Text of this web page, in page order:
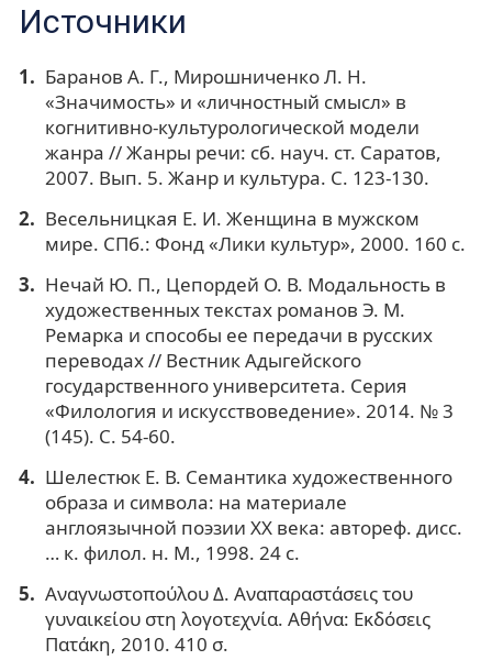
Источники
Баранов А. Г., Мирошниченко Л. Н.
«Значимость» и «личностный смысл» в
когнитивно-культурологической модели
жанра // Жанры речи: сб. науч. ст. Саратов,
2007. Вып. 5. Жанр и культура. С. 123-130.
Весельницкая Е. И. Женщина в мужском
мире. СПб.: Фонд «Лики культур», 2000. 160 с.
Нечай Ю. П., Цепордей О. В. Модальность в
художественных текстах романов Э. М.
Ремарка и способы ее передачи в русских
переводах // Вестник Адыгейского
государственного университета. Серия
«Филология и искусствоведение». 2014. № 3
(145). С. 54-60.
Шелестюк Е. В. Семантика художественного
образа и символа: на материале
англоязычной поэзии ХХ века: автореф. дисс.
… к. филол. н. М., 1998. 24 с.
Αναγνωστοπούλου Δ. Αναπαραστάσεις του
γυναικείου στη λογοτεχνία. Αθήνα: Εκδόσεις
Πατάκη, 2010. 410 σ.